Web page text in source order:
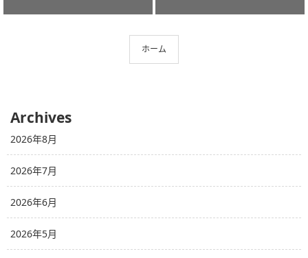
ホーム
Archives
2026年8月
2026年7月
2026年6月
2026年5月